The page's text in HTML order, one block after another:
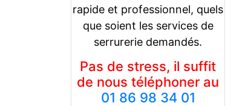
rapide et professionnel, quels
que soient les services de
serrurerie demandés.
Pas de stress, il suffit
de nous téléphoner au
01 86 98 34 01